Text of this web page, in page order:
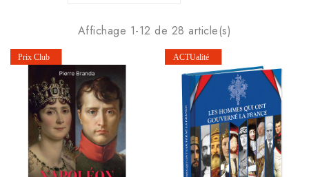
Affichage 1-12 de 28 article(s)